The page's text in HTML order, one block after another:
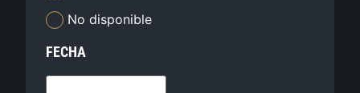
No disponible
FECHA